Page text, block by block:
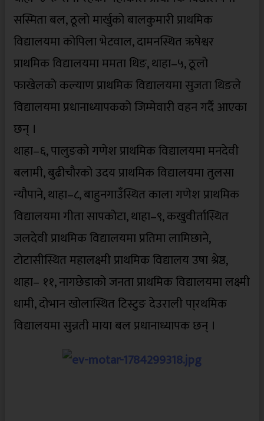
सस्मिता बल, ठूलो मार्खुको बालकुमारी प्राथमिक
विद्यालयमा कोपिला भेटवाल, दामनस्थित ऋषेश्वर
प्राथमिक विद्यालयमा ममता थिङ, थाहा–५, ठूलो
फाखेलको कल्याण प्राथमिक विद्यालयमा सुजता थिङले
विद्यालयमा प्रधानाध्यापकको जिम्मेवारी वहन गर्दै आएका
छन् ।
थाहा–६, पालुङको गणेश प्राथमिक विद्यालयमा मनदेवी
बलामी, बुढीचौरको उदय प्राथमिक विद्यालयमा तुलसा
न्यौपाने, थाहा–८, बाहुनगाउँस्थित काला गणेश प्राथमिक
विद्यालयमा गीता सापकोटा, थाहा–९, कखुवीर्तास्थित
जलदेवी प्राथमिक विद्यालयमा प्रतिमा लामिछाने,
टोटासीस्थित महालक्ष्मी प्राथमिक विद्यालय उषा श्रेष्ठ,
थाहा– ११, नागछेडाको जनता प्राथमिक विद्यालयमा लक्ष्मी
धामी, दोभान खोलास्थित टिस्टुङ देउराली पा्रथमिक
विद्यालयमा सुन्नती माया बल प्रधानाध्यापक छन् ।